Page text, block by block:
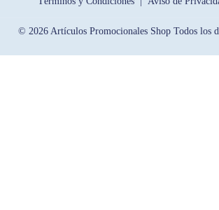
© 2026 Artículos Promocionales Shop Todos los